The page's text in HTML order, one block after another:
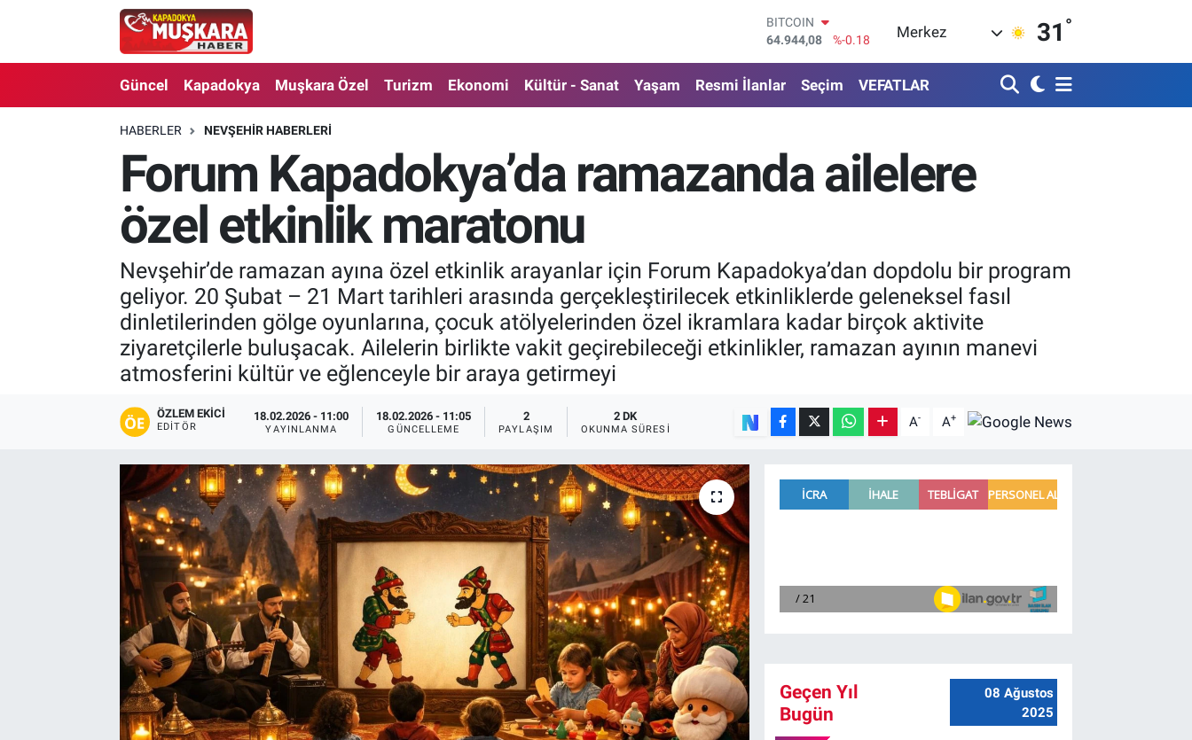
DOLAR
47,7436
%0.18
55,2510
%0.32
STERLİN
64,4811
%0.38
BİST100
13.779
%-14
Merkez 31 °
Güncel Kapadokya Muşkara Özel Turizm Ekonomi Kültür - Sanat Yaşam Resmi İlanlar Seçim VEFATLAR
HABERLER NEVŞEHIR HABERLERI
Forum Kapadokya’da ramazanda ailelere
özel etkinlik maratonu
Nevşehir’de ramazan ayına özel etkinlik arayanlar için Forum Kapadokya’dan dopdolu bir program
geliyor. 20 Şubat – 21 Mart tarihleri arasında gerçekleştirilecek etkinliklerde geleneksel fasıl
dinletilerinden gölge oyunlarına, çocuk atölyelerinden özel ikramlara kadar birçok aktivite
ziyaretçilerle buluşacak. Ailelerin birlikte vakit geçirebileceği etkinlikler, ramazan ayının manevi
atmosferini kültür ve eğlenceyle bir araya getirmeyi
ÖZLEM EKICI
EDITÖR
18.02.2026 - 11:00
YAYINLANMA
18.02.2026 - 11:05
GÜNCELLEME
2
PAYLAŞIM
2 DK
OKUNMA SÜRESI A- A+
Geçen Yıl
Bugün
08 Ağustos
2025
CANLI SEÇİM SONUÇLARI
Güncel
Muşkara Özel
Kapadokya
Kültür - Sanat
Nevşehir Nöbetçi Eczaneler
Nevşehir Hava Durumu
Nevşehir Trafik Yoğunluk Haritası
Süper Lig Puan Durumu ve Fikstür
Tüm Manşetler
Son Dakika Haberleri
Haber Arşivi